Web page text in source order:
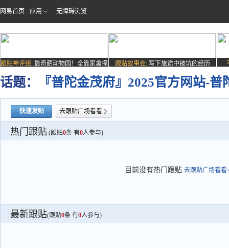
网易首页 应用 无障碍浏览
跟贴神评组: 最奇葩动物园！全靠家禽撑
场子
跟贴故事会: 写下旅途中被坑的经历
话题： 『普陀金茂府』2025官方网站-
快速发贴 去跟贴广场看看
热门跟贴 (跟贴0条 有0人参与)
目前没有热门跟贴 去跟贴广场看看
最新跟贴(跟贴0条 有0人参与)